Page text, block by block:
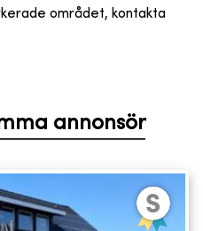
området, kontakta
annonsör